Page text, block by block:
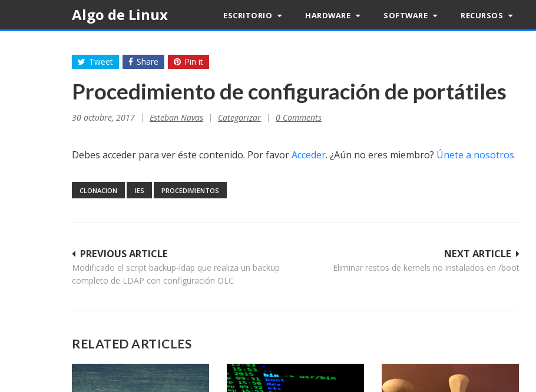
content
Algo de Linux ESCRITORIO HARDWARE SOFTWARE RECURSOS
Tweet Share Pin it
Procedimiento de configuración de portátiles
30 octubre, 2017 Esteban Navas Categorizar 0 Comments
Debes acceder para ver éste contenido. Por favorAcceder. ¿Aún no eres miembro? Únete a nosotros
CLONACION IES PROCEDIMIENTOS
Navegación
de
NEXT ARTICLE
Eliminar restos de kernels no instalados en /boot
PREVIOUS ARTICLE
Modificado el script backup-ldap que realiza un backup
completo de LDAP con configuración OLC
RELATED ARTICLES